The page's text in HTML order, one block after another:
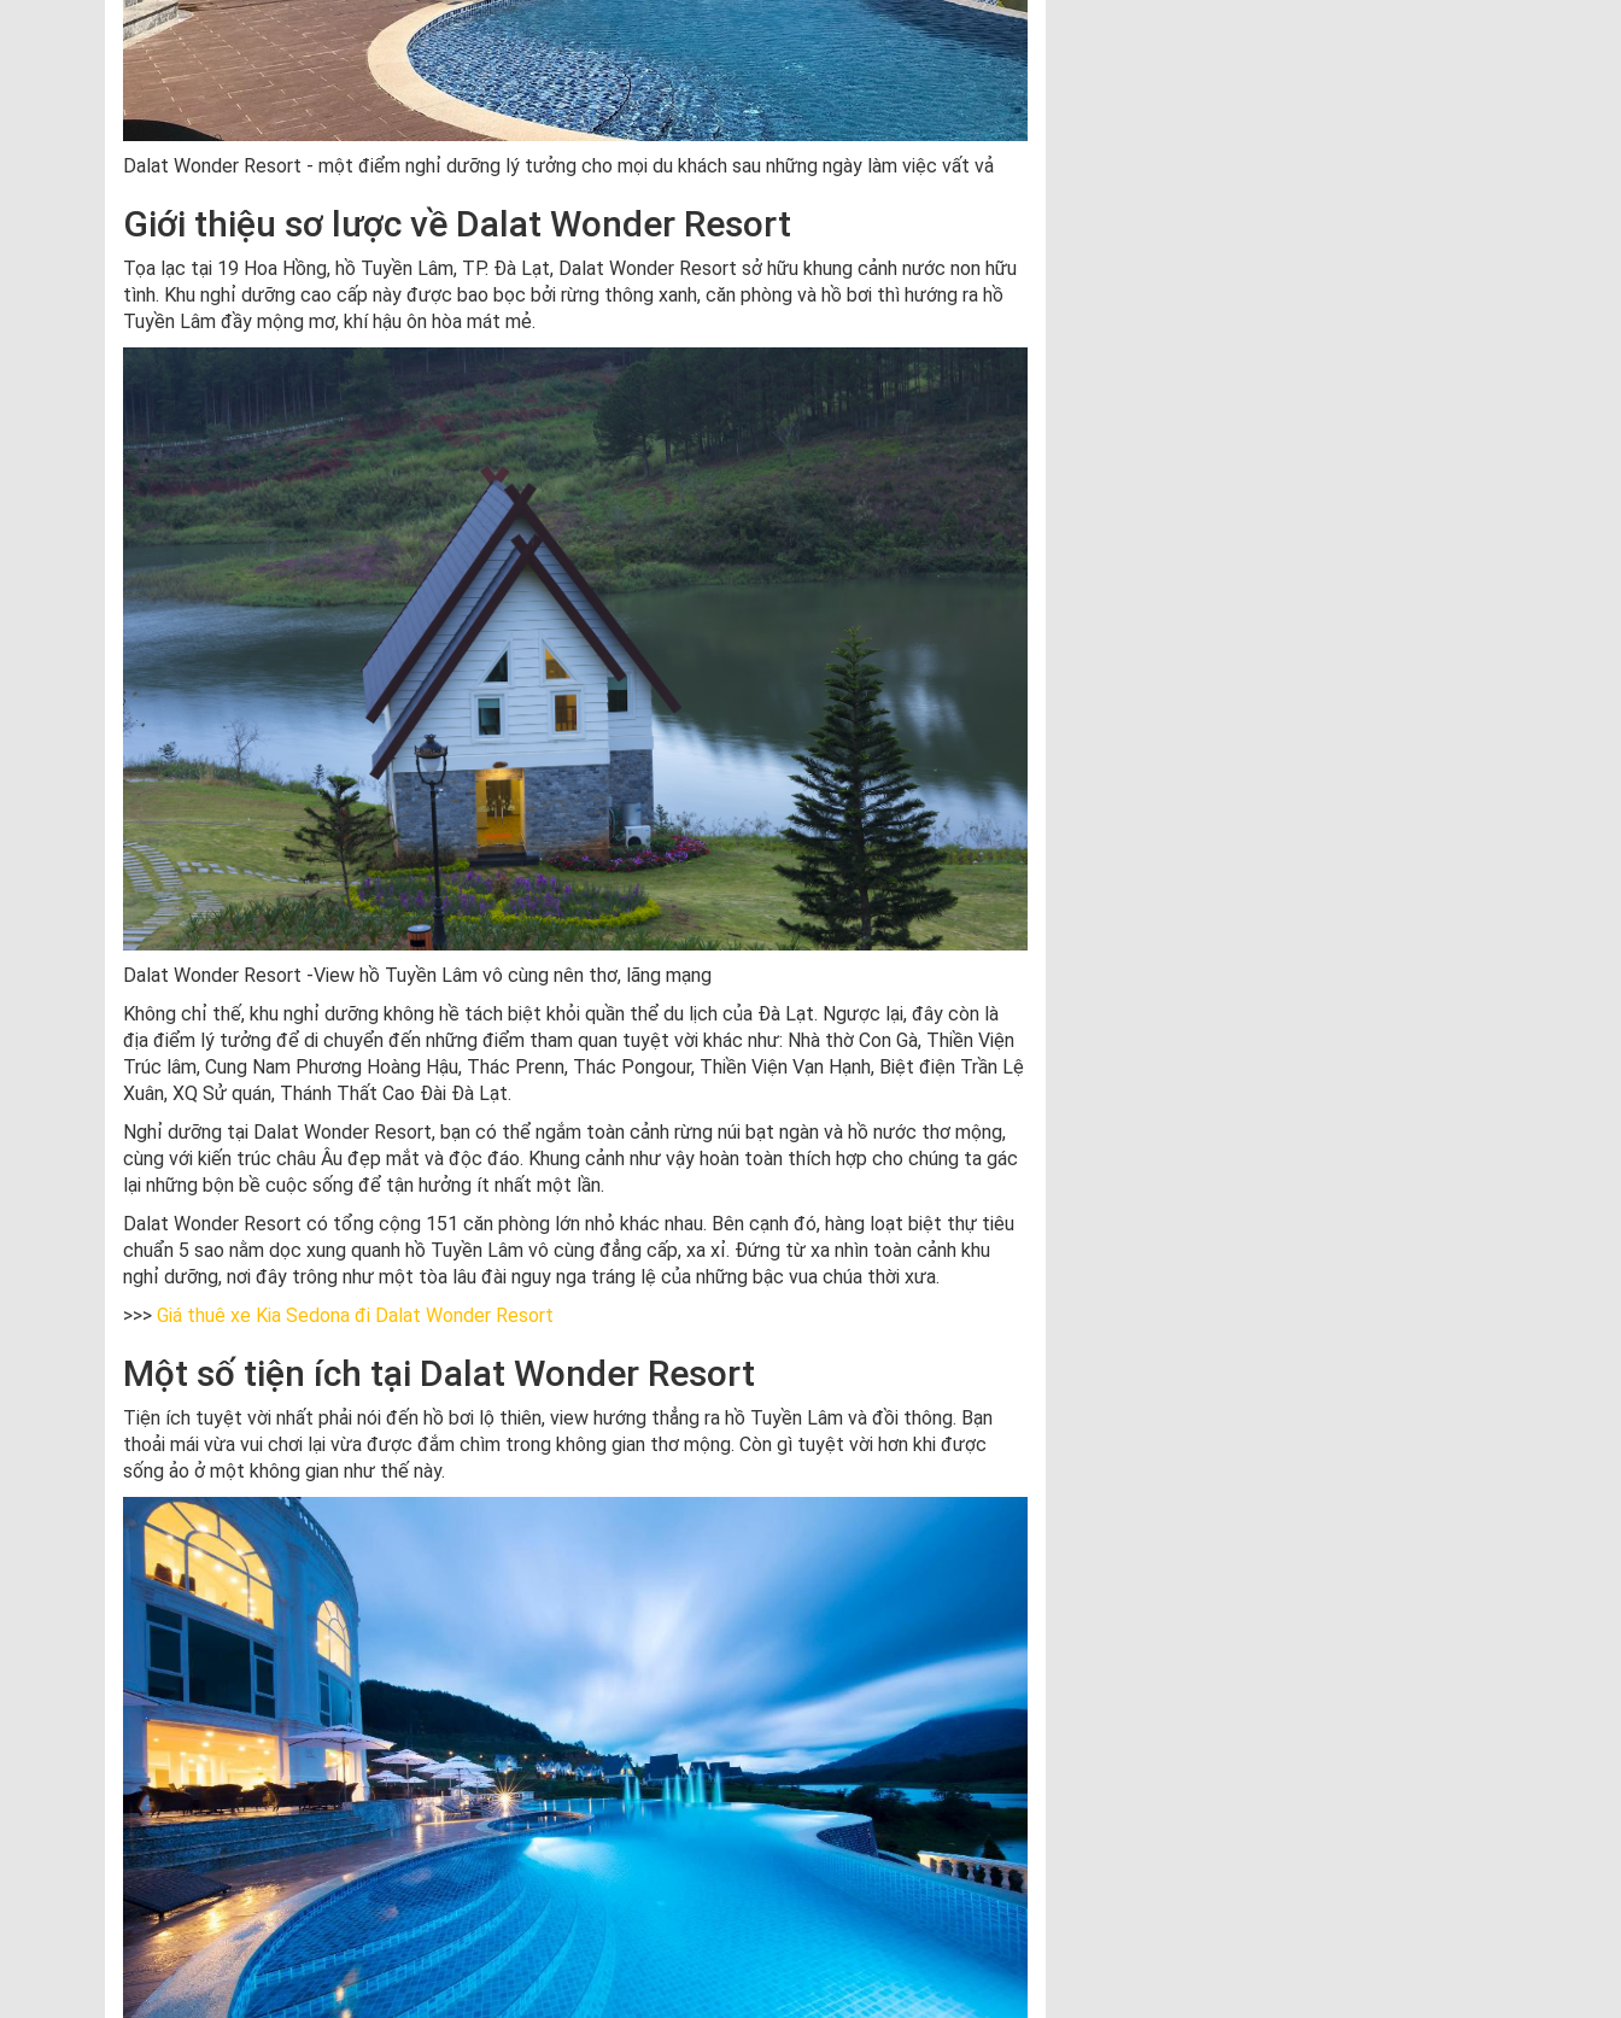
Dalat Wonder Resort - một điểm nghỉ dưỡng lý tưởng cho mọi du khách sau những ngày làm việc vất vả
Giới thiệu sơ lược về Dalat Wonder Resort
Tọa lạc tại 19 Hoa Hồng, hồ Tuyền Lâm, TP. Đà Lạt, Dalat Wonder Resort sở hữu khung cảnh nước non hữu
tình. Khu nghỉ dưỡng cao cấp này được bao bọc bởi rừng thông xanh, căn phòng và hồ bơi thì hướng ra hồ
Tuyền Lâm đầy mộng mơ, khí hậu ôn hòa mát mẻ.
Dalat Wonder Resort -View hồ Tuyền Lâm vô cùng nên thơ, lãng mạng
Không chỉ thế, khu nghỉ dưỡng không hề tách biệt khỏi quần thể du lịch của Đà Lạt. Ngược lại, đây còn là
địa điểm lý tưởng để di chuyển đến những điểm tham quan tuyệt vời khác như: Nhà thờ Con Gà, Thiền Viện
Trúc lâm, Cung Nam Phương Hoàng Hậu, Thác Prenn, Thác Pongour, Thiền Viện Vạn Hạnh, Biệt điện Trần Lệ
Xuân, XQ Sử quán, Thánh Thất Cao Đài Đà Lạt.
Nghỉ dưỡng tại Dalat Wonder Resort, bạn có thể ngắm toàn cảnh rừng núi bạt ngàn và hồ nước thơ mộng,
cùng với kiến trúc châu Âu đẹp mắt và độc đáo. Khung cảnh như vậy hoàn toàn thích hợp cho chúng ta gác
lại những bộn bề cuộc sống để tận hưởng ít nhất một lần.
Dalat Wonder Resort có tổng cộng 151 căn phòng lớn nhỏ khác nhau. Bên cạnh đó, hàng loạt biệt thự tiêu
chuẩn 5 sao nằm dọc xung quanh hồ Tuyền Lâm vô cùng đẳng cấp, xa xỉ. Đứng từ xa nhìn toàn cảnh khu
nghỉ dưỡng, nơi đây trông như một tòa lâu đài nguy nga tráng lệ của những bậc vua chúa thời xưa.
>>> Giá thuê xe Kia Sedona đi Dalat Wonder Resort
Một số tiện ích tại Dalat Wonder Resort
Tiện ích tuyệt vời nhất phải nói đến hồ bơi lộ thiên, view hướng thẳng ra hồ Tuyền Lâm và đồi thông. Bạn
thoải mái vừa vui chơi lại vừa được đắm chìm trong không gian thơ mộng. Còn gì tuyệt vời hơn khi được
sống ảo ở một không gian như thế này.